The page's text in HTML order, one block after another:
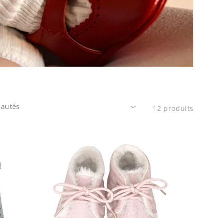
12 produits